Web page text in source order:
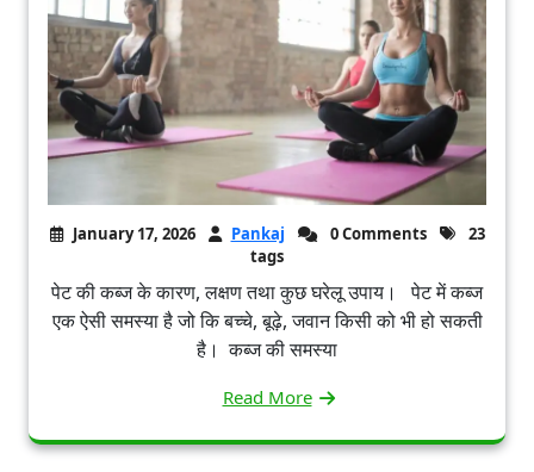
January 17, 2026 Pankaj 0 Comments
23
tags
पेट की कब्ज के कारण, लक्षण तथा कुछ घरेलू उपाय। पेट में कब्ज
एक ऐसी समस्या है जो कि बच्चे, बूढ़े, जवान किसी को भी हो सकती
है। कब्ज की समस्या
Read More